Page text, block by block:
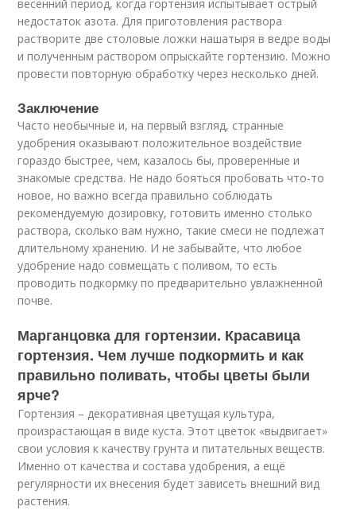
весенний период, когда гортензия испытывает острый
недостаток азота. Для приготовления раствора
растворите две столовые ложки нашатыря в ведре воды
и полученным раствором опрыскайте гортензию. Можно
провести повторную обработку через несколько дней.
Заключение
Часто необычные и, на первый взгляд, странные
удобрения оказывают положительное воздействие
гораздо быстрее, чем, казалось бы, проверенные и
знакомые средства. Не надо бояться пробовать что-то
новое, но важно всегда правильно соблюдать
рекомендуемую дозировку, готовить именно столько
раствора, сколько вам нужно, такие смеси не подлежат
длительному хранению. И не забывайте, что любое
удобрение надо совмещать с поливом, то есть
проводить подкормку по предварительно увлажненной
почве.
Марганцовка для гортензии. Красавица
гортензия. Чем лучше подкормить и как
правильно поливать, чтобы цветы были
ярче?
Гортензия – декоративная цветущая культура,
произрастающая в виде куста. Этот цветок «выдвигает»
свои условия к качеству грунта и питательных веществ.
Именно от качества и состава удобрения, а ещё
регулярности их внесения будет зависеть внешний вид
растения.